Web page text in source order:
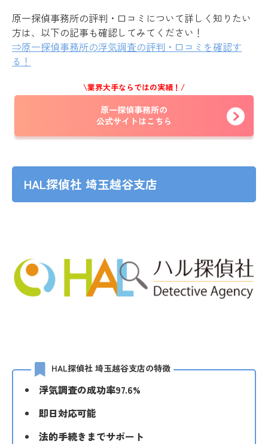
原一探偵事務所の評判・口コミについて詳しく知りたい
方は、以下の記事も確認してみてください！
⇒原一探偵事務所の浮気調査の評判・口コミを確認す
る！
\業界大手ならではの実績！/
原一探偵事務所の
公式サイトはこちら
HAL探偵社 埼玉越谷支店
HAL探偵社 埼玉越谷支店の特徴
浮気調査の成功率97.6%
即日対応可能
法的手続きまでサポート